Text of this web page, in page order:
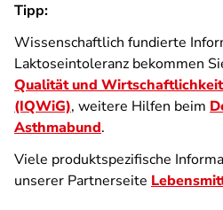
Tipp:
Wissenschaftlich fundierte
Laktoseintoleranz bekommen
Qualität und
(IQWiG), weitere Hilfen beim
Asthmabund.
Viele produktspezifische
unserer Partnerseite